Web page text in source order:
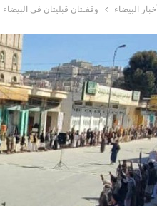
أخبار البيضاء وقفـتان قبليتان في